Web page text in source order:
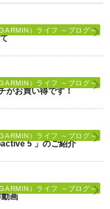
）ライフ ～ブログ～
）ライフ ～ブログ～
がお買い得です！
）ライフ ～ブログ～
5 」のご紹介
）ライフ ～ブログ～
画